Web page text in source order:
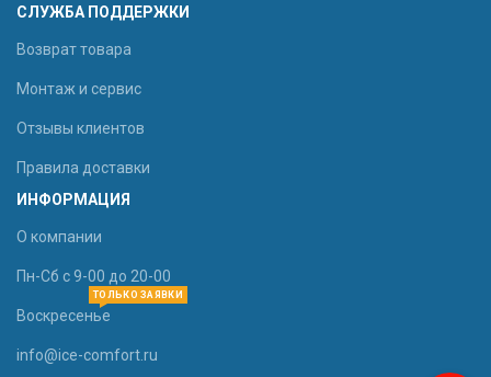
СЛУЖБА ПОДДЕРЖКИ
Возврат товара
Монтаж и сервис
Отзывы клиентов
Правила доставки
ИНФОРМАЦИЯ
О компании
Пн-Сб с 9-00 до 20-00
Воскресенье
ТОЛЬКО ЗАЯВКИ
info@ice-comfort.ru